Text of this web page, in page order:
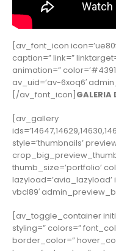
[av_font_icon
caption=” link=”
animation=”
av_uid=’av-6xoq6′
[/av_font_icon] GALERIA
[av_gallery
style=’thumbnails’
thumb_size=’portfolio’
vbcl89′
[av_toggle_container
styling=” colors=”
border_color=”